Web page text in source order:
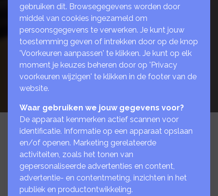
24/7 verzekerd van
juridische hulp
gebruiken dit. Browsegegevens worden door
middel van cookies ingezameld om
persoonsgegevens te verwerken. Je kunt jouw
toestemming geven of intrekken door op de knop
'Voorkeuren aanpassen' te klikken. Je kunt op elk
moment je keuzes beheren door op 'Privacy
voorkeuren wijzigen' te klikken in de footer van de
website.
Waar gebruiken we jouw gegevens voor?
De apparaat kenmerken actief scannen voor
identificatie. Informatie op een apparaat opslaan
en/of openen. Marketing gerelateerde
activiteiten, zoals het tonen van
gepersonaliseerde advertenties en content,
advertentie- en contentmeting, inzichten in het
publiek en productontwikkeling.